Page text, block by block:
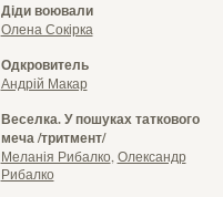
Діди воювали
Олена Сокірка
Одкровитель
Андрій Макар
Веселка. У пошуках таткового
меча /тритмент/
Меланія Рибалко Олександр
Рибалко